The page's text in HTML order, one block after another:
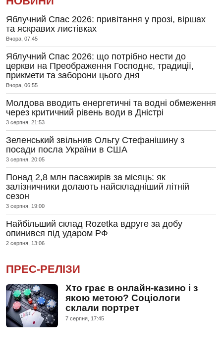
Яблучний Спас 2026: привітання у прозі, віршах
та яскравих листівках
Вчора, 07:45
Яблучний Спас 2026: що потрібно нести до
церкви на Преображення Господнє, традиції,
прикмети та заборони цього дня
Вчора, 06:55
Молдова вводить енергетичні та водні обмеження
через критичний рівень води в Дністрі
3 серпня, 21:53
Зеленський звільнив Ольгу Стефанішину з
посади посла України в США
3 серпня, 20:05
Понад 2,8 млн пасажирів за місяць: як
залізничники долають найскладніший літній
сезон
3 серпня, 19:00
Найбільший склад Rozetka вдруге за добу
опинився під ударом РФ
2 серпня, 13:06
ПРЕС-РЕЛІЗИ
Хто грає в онлайн-казино і з
якою метою? Соціологи
склали портрет
7 серпня, 17:45